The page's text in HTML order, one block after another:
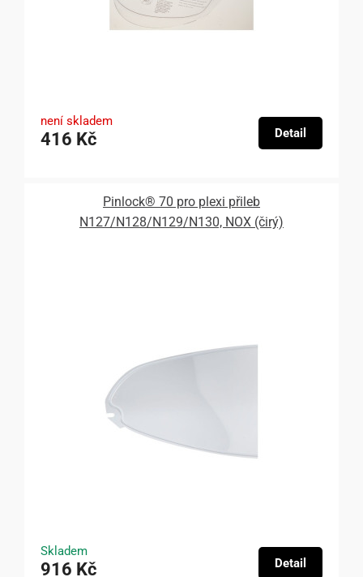
není skladem
416 Kč Detail
Pinlock® 70 pro plexi přileb
N127/N128/N129/N130, NOX (čirý)
Skladem
916 Kč Detail